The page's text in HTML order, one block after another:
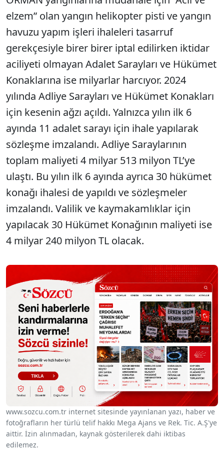
elzem” olan yangın helikopter pisti ve yangın
havuzu yapım işleri ihaleleri tasarruf
gerekçesiyle birer birer iptal edilirken iktidar
aciliyeti olmayan Adalet Sarayları ve Hükümet
Konaklarına ise milyarlar harcıyor. 2024
yılında Adliye Sarayları ve Hükümet Konakları
için kesenin ağzı açıldı. Yalnızca yılın ilk 6
ayında 11 adalet sarayı için ihale yapılarak
sözleşme imzalandı. Adliye Saraylarının
toplam maliyeti 4 milyar 513 milyon TL’ye
ulaştı. Bu yılın ilk 6 ayında ayrıca 30 hükümet
konağı ihalesi de yapıldı ve sözleşmeler
imzalandı. Valilik ve kaymakamlıklar için
yapılacak 30 Hükümet Konağının maliyeti ise
4 milyar 240 milyon TL olacak.
www.sozcu.com.tr internet sitesinde yayınlanan yazı, haber ve
fotoğrafların her türlü telif hakkı Mega Ajans ve Rek. Tic. A.Ş'ye
aittir. İzin alınmadan, kaynak gösterilerek dahi iktibas
edilemez.